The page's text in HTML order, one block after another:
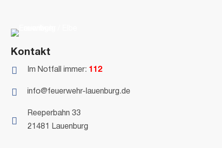
Kontakt
 Im Notfall immer: 112
 info@feuerwehr-lauenburg.de

Reeperbahn 33
21481 Lauenburg